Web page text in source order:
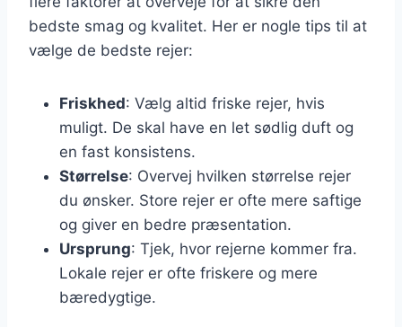
bedste smag og kvalitet. Her er nogle tips til at
vælge de bedste rejer:
Friskhed: Vælg altid friske rejer, hvis
muligt. De skal have en let sødlig duft og
en fast konsistens.
Størrelse: Overvej hvilken størrelse rejer
du ønsker. Store rejer er ofte mere saftige
og giver en bedre præsentation.
Ursprung: Tjek, hvor rejerne kommer fra.
Lokale rejer er ofte friskere og mere
bæredygtige.